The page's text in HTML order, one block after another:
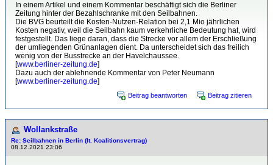
In einem Artikel und einem Kommentar beschäftigt sich die Berliner
Zeitung hinter der Bezahlschranke mit den Seilbahnen.
Die BVG beurteilt die Kosten-Nutzen-Relation bei 2,1 Mio jährlichen
Kosten negativ, weil die Seilbahn kaum verkehrliche Bedeutung hat, wird
festgestellt. Das liege daran, dass die Strecke vor allem der Erschließung
der umliegenden Grünanlagen dient. Da unterscheidet sich das freilich
wenig von der Busstrecke an der Havelchaussee.
[www.berliner-zeitung.de]
Dazu auch der ablehnende Kommentar von Peter Neumann
[www.berliner-zeitung.de]
Beitrag beantworten Beitrag zitieren
Wollankstraße
Re: Seilbahnen in Berlin (lt. Koalitionsvertrag)
08.12.2021 23:06